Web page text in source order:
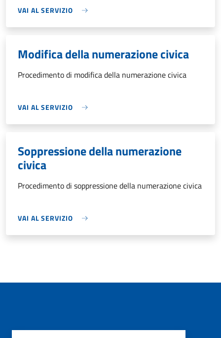
VAI AL SERVIZIO
Modifica della numerazione civica
Procedimento di modifica della numerazione civica
VAI AL SERVIZIO
Soppressione della numerazione
civica
Procedimento di soppressione della numerazione civica
VAI AL SERVIZIO